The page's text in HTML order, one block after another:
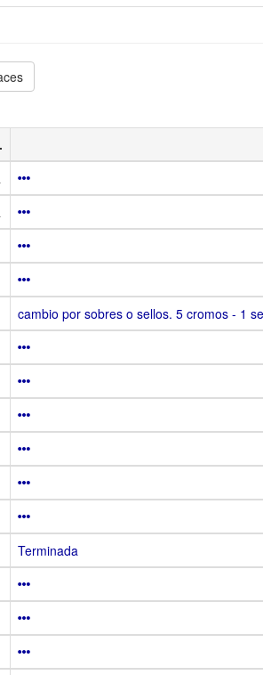
cambio por sobres o sellos. 5 cromos - 1
Terminada